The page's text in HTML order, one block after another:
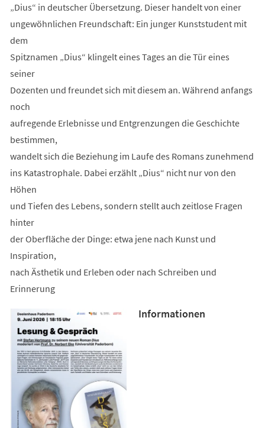
„Dius“ in deutscher Übersetzung. Dieser handelt von einer
ungewöhnlichen Freundschaft: Ein junger Kunststudent mit
dem
Spitznamen „Dius“ klingelt eines Tages an die Tür eines
seiner
Dozenten und freundet sich mit diesem an. Während anfangs
noch
aufregende Erlebnisse und Entgrenzungen die Geschichte
bestimmen,
wandelt sich die Beziehung im Laufe des Romans zunehmend
ins Katastrophale. Dabei erzählt „Dius“ nicht nur von den
Höhen
und Tiefen des Lebens, sondern stellt auch zeitlose Fragen
hinter
der Oberfläche der Dinge: etwa jene nach Kunst und
Inspiration,
nach Ästhetik und Erleben oder nach Schreiben und
Erinnerung
Informationen